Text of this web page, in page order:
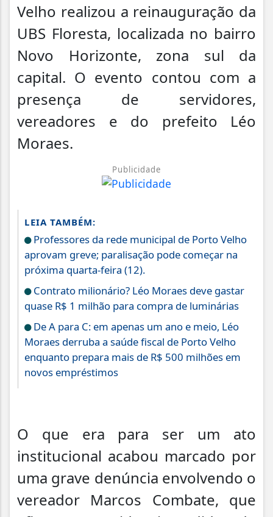
Velho realizou a reinauguração da
UBS Floresta, localizada no bairro
Novo Horizonte, zona sul da
capital. O evento contou com a
presença de servidores,
vereadores e do prefeito Léo
Moraes.
Publicidade
LEIA TAMBÉM:
Professores da rede municipal de Porto Velho
aprovam greve; paralisação pode começar na
próxima quarta-feira (12).
Contrato milionário? Léo Moraes deve gastar
quase R$ 1 milhão para compra de luminárias
De A para C: em apenas um ano e meio, Léo
Moraes derruba a saúde fiscal de Porto Velho
enquanto prepara mais de R$ 500 milhões em
novos empréstimos
O que era para ser um ato
institucional acabou marcado por
uma grave denúncia envolvendo o
vereador Marcos Combate, que